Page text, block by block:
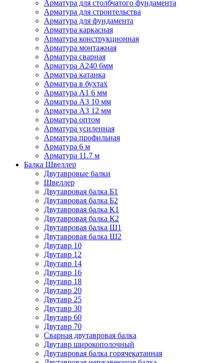
Арматура для столбчатого фундамента
Арматура для строительства
Арматура для фундамента
Арматура каркасная
Арматура конструкционная
Арматура монтажная
Арматура сварная
Арматура А240 6мм
Арматура катанка
Арматура в бухтах
Арматура А1 6 мм
Арматура А3 10 мм
Арматура А3 12 мм
Арматура оптом
Арматура усиленная
Арматура профильная
Арматура 6 м
Арматура 11.7 м
Балка Швеллер
Двутавровые балки
Швеллер
Двутавровая балка Б1
Двутавровая балка Б2
Двутавровая балка К1
Двутавровая балка К2
Двутавровая балка Ш1
Двутавровая балка Ш2
Двутавр 10
Двутавр 12
Двутавр 14
Двутавр 16
Двутавр 18
Двутавр 20
Двутавр 25
Двутавр 30
Двутавр 60
Двутавр 70
Сварная двутавровая балка
Двутавр широкополочный
Двутавровая балка горячекатанная